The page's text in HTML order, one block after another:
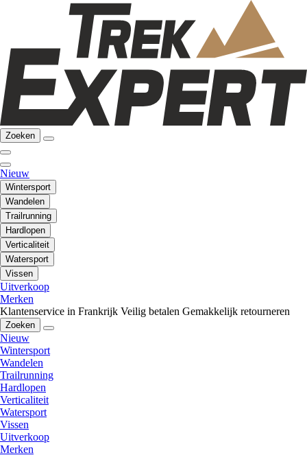
Zoeken
Nieuw
Wintersport
Wandelen
Trailrunning
Hardlopen
Verticaliteit
Watersport
Vissen
Uitverkoop
Merken
Klantenservice in Frankrijk Veilig betalen Gemakkelijk retourneren
Zoeken
Nieuw
Wintersport
Wandelen
Trailrunning
Hardlopen
Verticaliteit
Watersport
Vissen
Uitverkoop
Merken